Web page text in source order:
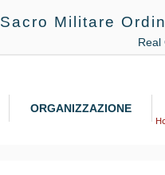
Sacro Militare
Real
ORGANIZZAZIONE